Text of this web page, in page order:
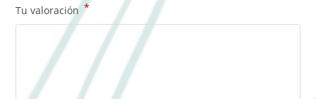
Tu valoración *